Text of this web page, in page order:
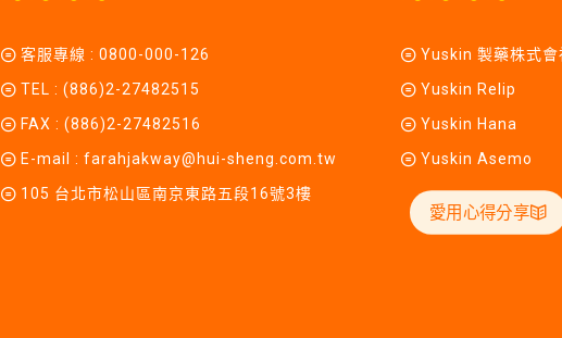
客服專線 :0800-000-126
TEL :(886)2-27482515
FAX : (886)2-27482516
E-mail :farahjakway@hui-sheng.com.tw
105 台北市松山區南京東路五段16號3樓
Yuskin 製藥株式會
Yuskin Relip
Yuskin Hana
Yuskin Asemo
愛用心得分享